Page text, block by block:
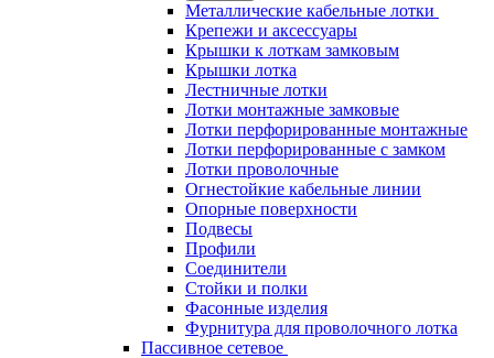
Металлические кабельные лотки
Крепежи и аксессуары
Крышки к лоткам замковым
Крышки лотка
Лестничные лотки
Лотки монтажные замковые
Лотки перфорированные монтажные
Лотки перфорированные с замком
Лотки проволочные
Огнестойкие кабельные линии
Опорные поверхности
Подвесы
Профили
Соединители
Стойки и полки
Фасонные изделия
Фурнитура для проволочного лотка
Пассивное сетевое